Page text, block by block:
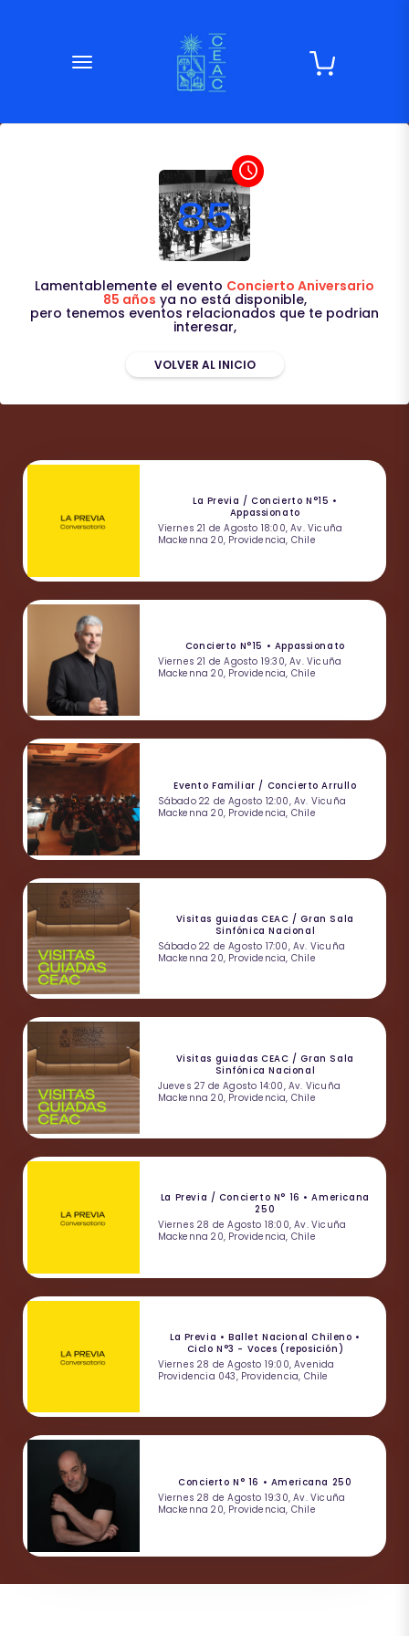
desplegar navegación
access_time
Lamentablemente el evento Concierto Aniversario
85 años ya no está disponible,
pero tenemos eventos relacionados que te podrian
interesar,
VOLVER AL INICIO
La Previa / Concierto N°15 •
Appassionato
Viernes 21 de Agosto 18:00, Av. Vicuña
Mackenna 20, Providencia, Chile
Concierto N°15 • Appassionato
Viernes 21 de Agosto 19:30, Av. Vicuña
Mackenna 20, Providencia, Chile
Evento Familiar / Concierto Arrullo
Sábado 22 de Agosto 12:00, Av. Vicuña
Mackenna 20, Providencia, Chile
Visitas guiadas CEAC / Gran Sala
Sinfónica Nacional
Sábado 22 de Agosto 17:00, Av. Vicuña
Mackenna 20, Providencia, Chile
Visitas guiadas CEAC / Gran Sala
Sinfónica Nacional
Jueves 27 de Agosto 14:00, Av. Vicuña
Mackenna 20, Providencia, Chile
La Previa / Concierto N° 16 • Americana
250
Viernes 28 de Agosto 18:00, Av. Vicuña
Mackenna 20, Providencia, Chile
La Previa • Ballet Nacional Chileno •
Ciclo N°3 - Voces (reposición)
Viernes 28 de Agosto 19:00, Avenida
Providencia 043, Providencia, Chile
Concierto N° 16 • Americana 250
Viernes 28 de Agosto 19:30, Av. Vicuña
Mackenna 20, Providencia, Chile